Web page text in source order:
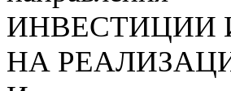
ИНВЕСТИЦИИ
НА